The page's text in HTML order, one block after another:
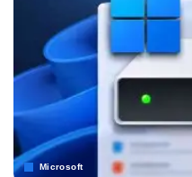
Microsoft